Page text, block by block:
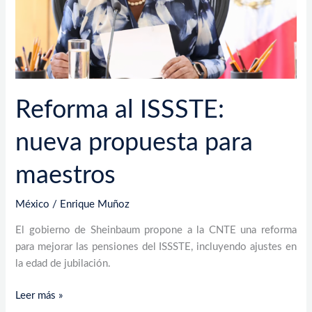
Reforma al ISSSTE:
nueva propuesta para
maestros
México / Enrique Muñoz
El gobierno de Sheinbaum propone a la CNTE una reforma
para mejorar las pensiones del ISSSTE, incluyendo ajustes en
la edad de jubilación.
Leer más »